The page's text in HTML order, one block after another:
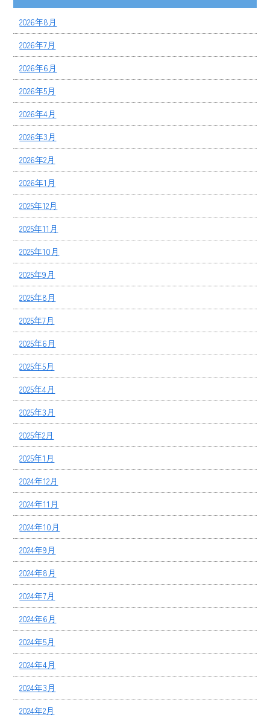
2026年8月
2026年7月
2026年6月
2026年5月
2026年4月
2026年3月
2026年2月
2026年1月
2025年12月
2025年11月
2025年10月
2025年9月
2025年8月
2025年7月
2025年6月
2025年5月
2025年4月
2025年3月
2025年2月
2025年1月
2024年12月
2024年11月
2024年10月
2024年9月
2024年8月
2024年7月
2024年6月
2024年5月
2024年4月
2024年3月
2024年2月